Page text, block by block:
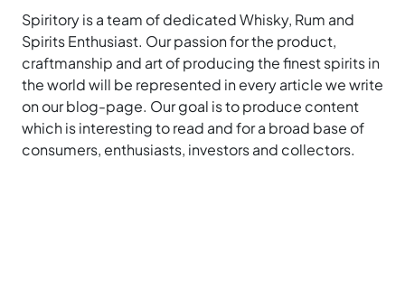
Spiritory is a team of dedicated Whisky, Rum and
Spirits Enthusiast. Our passion for the product,
craftmanship and art of producing the finest spirits in
the world will be represented in every article we write
on our blog-page. Our goal is to produce content
which is interesting to read and for a broad base of
consumers, enthusiasts, investors and collectors.